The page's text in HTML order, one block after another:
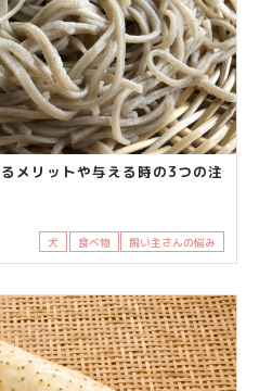
メリットや与える時の3つの注
犬 食べ物 飼い主さんの悩み